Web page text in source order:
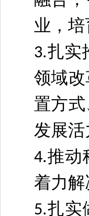
业，
3.扎实
领域
置方
发展
4.推动
着力
5.扎实